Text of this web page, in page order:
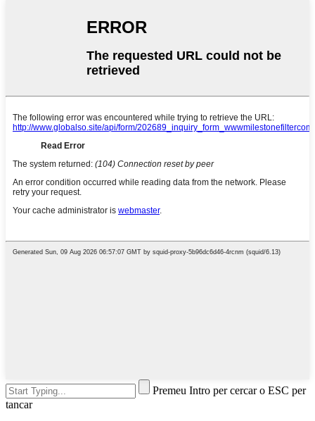
Premeu Intro per cercar o ESC per
tancar